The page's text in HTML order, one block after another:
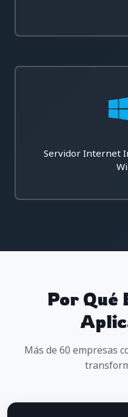
Servidor Internet
Por Qué
Más de 60 empresas